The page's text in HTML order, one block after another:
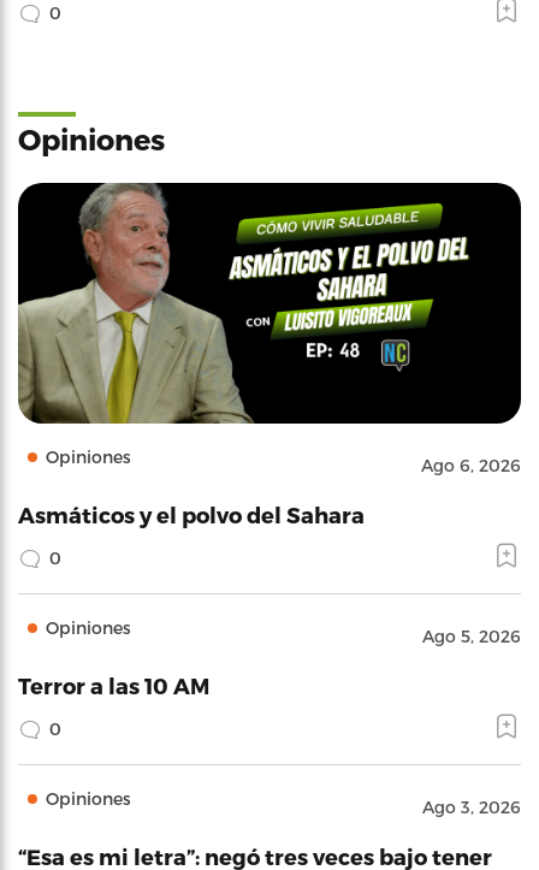
0
Opiniones
Opiniones Ago 6, 2026
Asmáticos y el polvo del Sahara
0
Opiniones Ago 5, 2026
Terror a las 10 AM
0
Opiniones Ago 3, 2026
“Esa es mi letra”: negó tres veces bajo tener